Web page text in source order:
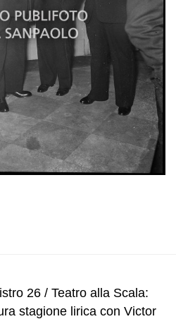
26 / Teatro alla Scala:
stagione lirica con Victor